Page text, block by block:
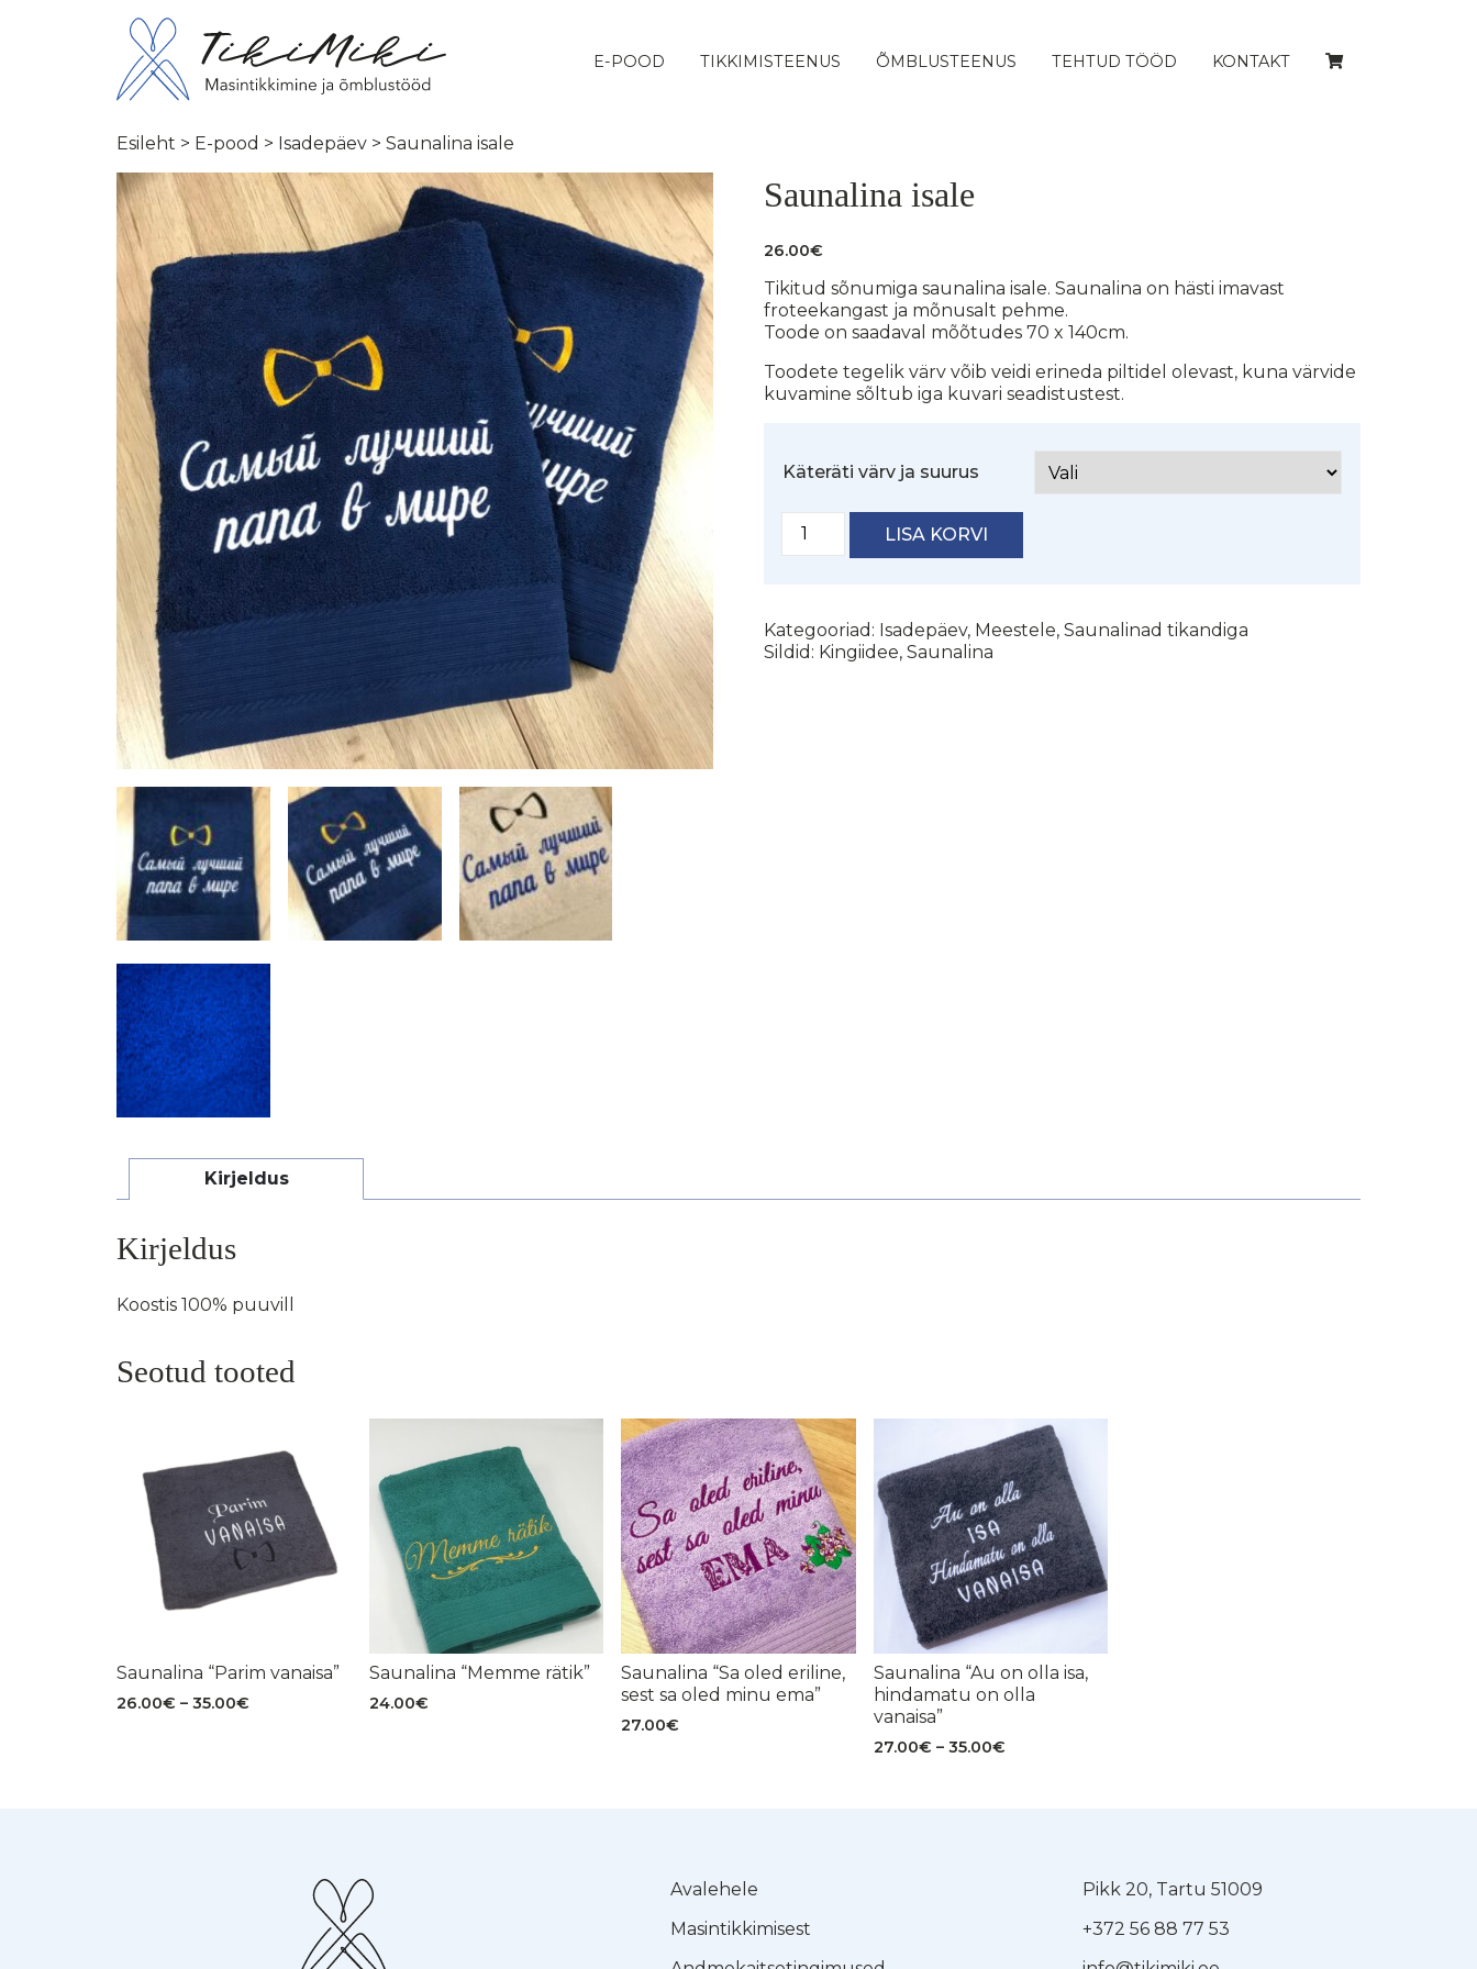
E-POOD TIKKIMISTEENUS ÕMBLUSTEENUS TEHTUD TÖÖD KONTAKT
Esileht > E-pood > Isadepäev > Saunalina isale
Saunalina isale
26.00€
Tikitud sõnumiga saunalina isale. Saunalina on hästi imavast
froteekangast ja mõnusalt pehme.
Toode on saadaval mõõtudes 70 x 140cm.
Toodete tegelik värv võib veidi erineda piltidel olevast, kuna värvide
kuvamine sõltub iga kuvari seadistustest.
Käteräti värv ja suurus
Saunalina
isale
LISA KORVI
Kategooriad: Isadepäev, Meestele, Saunalinad tikandiga
Sildid: Kingiidee, Saunalina
Kirjeldus
Kirjeldus
Koostis 100% puuvill
Seotud tooted
Saunalina “Parim vanaisa”
26.00€ – 35.00€ Hinnavahemik:
Saunalina “Memme rätik”
24.00€
Saunalina “Sa oled eriline,
sest sa oled minu ema”
27.00€
Saunalina “Au on olla isa,
hindamatu on olla
vanaisa”
27.00€ – 35.00€Hinnavahemik:
Avalehele
Masintikkimisest
Pikk 20, Tartu 51009
+372 56 88 77 53